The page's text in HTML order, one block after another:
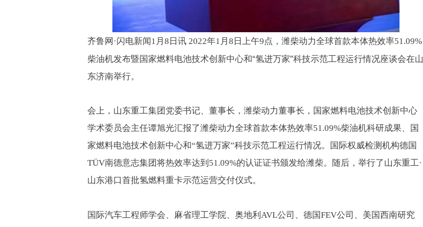
齐鲁网·闪电新闻1 月 8 日讯 2022年1 月 8 日上午9点，潍柴动力全球首款本体热效率51.09%
柴油机发布暨国家燃料电池技术创新中心和“氢进万家”科技示范工程运行情况座谈会在山
东济南举行。
会上，山东重工集团党委书记、董事长，潍柴动力董事长，国家燃料电池技术创新中心
学术委员会主任谭旭光汇报了潍柴动力全球首款本体热效率51.09%柴油机科研成果、国
家燃料电池技术创新中心和“氢进万家”科技示范工程运行情况。国际权威检测机构德国
TÜV南德意志集团将热效率达到 51.09%的认证证书颁发给潍柴。随后，举行了山东重工·
山东港口首批氢燃料重卡示范运营交付仪式。
国际汽车工程师学会、麻省理工学院、奥地利 AVL公司、德国FEV公司、美国西南研究